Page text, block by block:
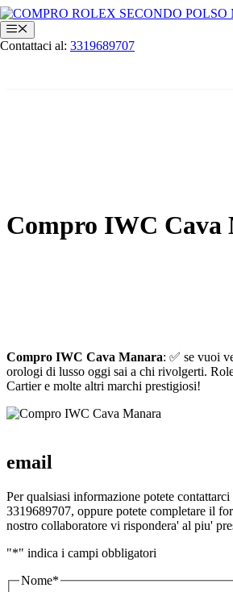
Vai
al
contenuto
Menu
Contattaci al: 3319689707
Compro IWC Cava
Compro IWC Cava Manara: ✅ se vuoi
orologi di lusso oggi sai a chi rivolgerti.
Cartier e molte altri marchi prestigiosi!
email
Per qualsiasi informazione potete
3319689707, oppure potete completare il
nostro collaboratore vi rispondera' al piu'
"*" indica i campi obbligatori
Nome*